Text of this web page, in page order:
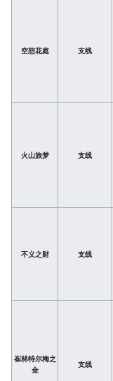
空想花庭 支线
火山旅梦 支线
不义之财 支线
崔林特尔梅之
金
支线